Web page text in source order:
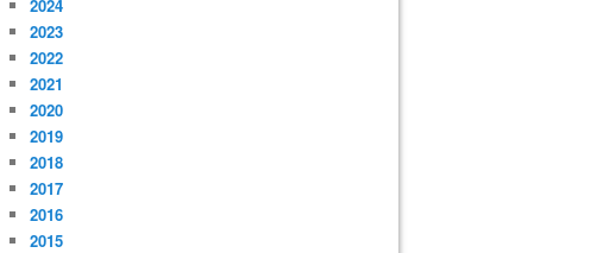
2024
2023
2022
2021
2020
2019
2018
2017
2016
2015